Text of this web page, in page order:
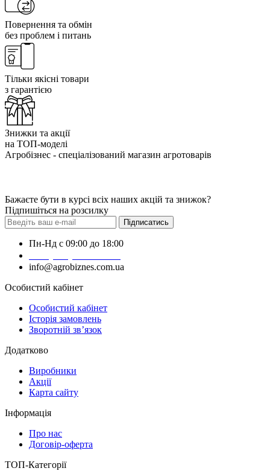
Повернення та обмін
без проблем і питань
Тільки якісні товари
з гарантією
Знижки та акції
на ТОП-моделі
Агробізнес - спеціалізований магазин агротоварів
Бажаєте бути в курсі всіх наших акцій та знижок?
Підпишіться на розсилку
Підписатись
Пн-Нд с 09:00 до 18:00
info@agrobiznes.com.ua
Особистий кабінет
Особистий кабінет
Історія замовлень
Зворотній зв’язок
Додатково
Виробники
Акції
Карта сайту
Інформація
Про нас
Договір-оферта
ТОП-Категорії